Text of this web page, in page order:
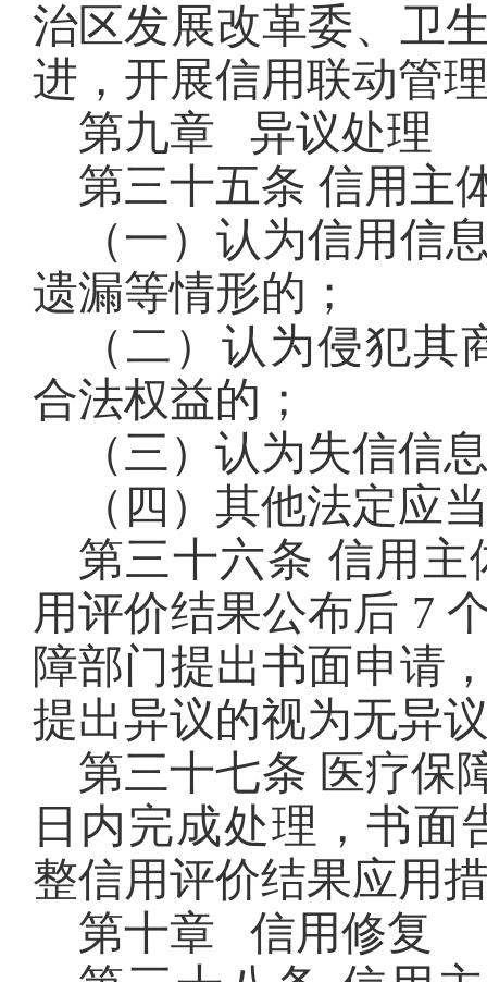
治区发展改革委、卫
进，开展信用联动管
第九章 异议处理
第三十五条 信用主
（一）认为信用信
遗漏等情形的；
（二）认为侵犯
合法权益的；
（三）认为失信信
（四）其他法定应
第三十六条 信用
用评价结果公布后 7
障部门提出书面申请
提出异议的视为无异
第三十七条 医疗保
日内完成处理，书
整信用评价结果应用
第十章 信用修复